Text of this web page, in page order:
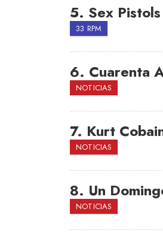
5. Sex
33 RPM
6. Cuarenta
NOTICIAS
7. Kurt
NOTICIAS
8. Un
NOTICIAS